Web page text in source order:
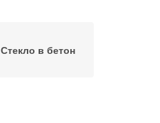
Стекло в бетон